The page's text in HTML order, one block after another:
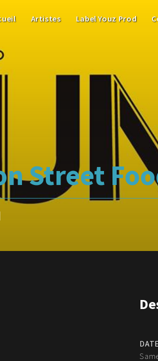
Artistes Label Youz Prod
Street